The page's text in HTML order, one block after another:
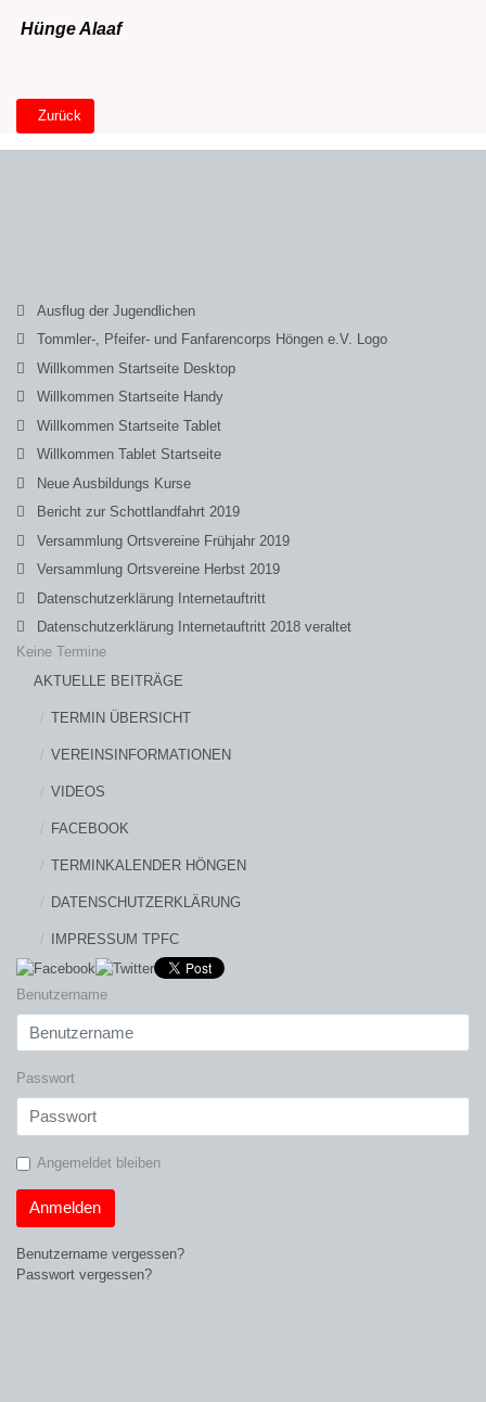
Hünge Alaaf
Vorheriger Beitrag: Die Schule
Zurück
Ausflug der Jugendlichen
Tommler-, Pfeifer- und Fanfarencorps Höngen e.V. Logo
Willkommen Startseite Desktop
Willkommen Startseite Handy
Willkommen Startseite Tablet
Willkommen Tablet Startseite
Neue Ausbildungs Kurse
Bericht zur Schottlandfahrt 2019
Versammlung Ortsvereine Frühjahr 2019
Versammlung Ortsvereine Herbst 2019
Datenschutzerklärung Internetauftritt
Datenschutzerklärung Internetauftritt 2018 veraltet
Keine Termine
AKTUELLE BEITRÄGE
TERMIN ÜBERSICHT
VEREINSINFORMATIONEN
VIDEOS
FACEBOOK
TERMINKALENDER HÖNGEN
DATENSCHUTZERKLÄRUNG
IMPRESSUM TPFC
Benutzername
Passwort
Angemeldet bleiben
Anmelden
Benutzername vergessen?
Passwort vergessen?